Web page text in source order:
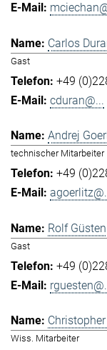
Carlos
Gast
+49
cduran@...
Andrej
technischer Mitarbeiter
+49
Rolf Güsten
Gast
+49
Wiss. Mitarbeiter